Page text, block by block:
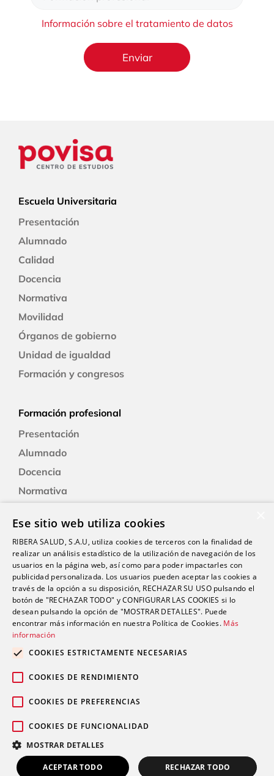
Información sobre el tratamiento de datos
Escuela Universitaria
Presentación
Alumnado
Calidad
Docencia
Normativa
Movilidad
Órganos de gobierno
Unidad de igualdad
Formación y congresos
Formación profesional
Presentación
Alumnado
Docencia
Normativa
Alexia: plataforma educativa
Nuestro centro
Historia
Servicios e instalaciones
Contacto
© 2026 Grupo Ribera |
datos|Política de cookies
Ese sitio web utiliza cookies
RIBERA SALUD, S.A.U, utiliza cookies de terceros con la finalidad de
realizar un análisis estadístico de la utilización de navegación de los
usuarios en la página web, así como para poder impactarles con
publicidad personalizada. Los usuarios pueden aceptar las cookies a
través de la opción a su disposición, RECHAZAR SU USO pulsando el
botón de "RECHAZAR TODO" y CONFIGURAR LAS COOKIES si lo
desean pulsando la opción de "MOSTRAR DETALLES". Puede
encontrar más información en nuestra Política de Cookies. Más
información
COOKIES ESTRICTAMENTE NECESARIAS
COOKIES DE RENDIMIENTO
COOKIES DE PREFERENCIAS
COOKIES DE FUNCIONALIDAD
MOSTRAR DETALLES
ACEPTAR TODO RECHAZAR TODO